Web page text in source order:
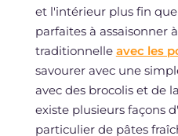
et l'intérieur plus fin
parfaites à assaisonner
traditionnelle avec les
savourer avec une
avec des brocolis et de
existe plusieurs façons
particulier de pâtes